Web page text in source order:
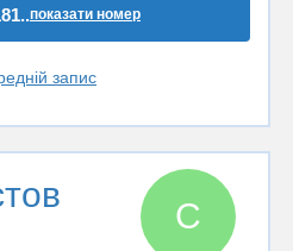
показати номер
запис
С